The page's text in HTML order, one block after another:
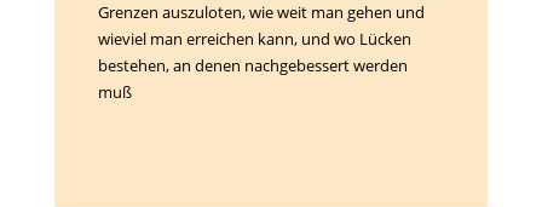
Grenzen auszuloten, wie weit man gehen und
wieviel man erreichen kann, und wo Lücken
bestehen, an denen nachgebessert werden
muß